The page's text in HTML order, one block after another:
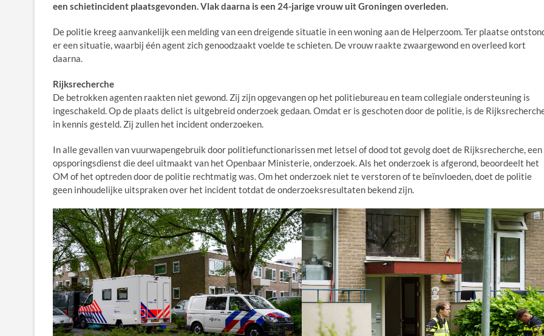
een schietincident plaatsgevonden. Vlak daarna is een 24-jarige vrouw uit Groningen overleden.
De politie kreeg aanvankelijk een melding van een dreigende situatie in een woning aan de Helperzoom. Ter plaatse
er een situatie, waarbij één agent zich genoodzaakt voelde te schieten. De vrouw raakte zwaargewond en overleed kort
daarna.
Rijksrecherche
De betrokken agenten raakten niet gewond. Zij zijn opgevangen op het politiebureau en team collegiale ondersteuning is
ingeschakeld. Op de plaats delict is uitgebreid onderzoek gedaan. Omdat er is geschoten door de politie, is de
in kennis gesteld. Zij zullen het incident onderzoeken.
In alle gevallen van vuurwapengebruik door politiefunctionarissen met letsel of dood tot gevolg doet de Rijksrecherche, een
opsporingsdienst die deel uitmaakt van het Openbaar Ministerie, onderzoek. Als het onderzoek is afgerond, beoordeelt het
OM of het optreden door de politie rechtmatig was. Om het onderzoek niet te verstoren of te beïnvloeden, doet de politie
geen inhoudelijke uitspraken over het incident totdat de onderzoeksresultaten bekend zijn.